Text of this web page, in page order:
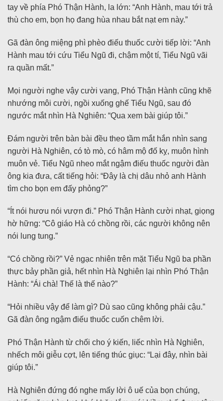
tay về phía Phó Thận Hành, la lớn: “Anh Hành, mau tới trả
thù cho em, bọn họ đang hùa nhau bắt nạt em này.”
Gã đàn ông miệng phì phèo điếu thuốc cười tiếp lời: “Anh
Hành mau tới cứu Tiểu Ngũ đi, chậm một tí, Tiểu Ngũ vãi
ra quần mất.”
Mọi người nghe vậy cười vang, Phó Thận Hành cũng khẽ
nhướng môi cười, ngồi xuống ghế Tiểu Ngũ, sau đó
ngước mắt nhìn Hà Nghiên: “Qua xem bài giúp tôi.”
Đám người trên bàn bài đều theo tầm mắt hắn nhìn sang
người Hà Nghiên, có tò mò, có hâm mộ đố kỵ, muôn hình
muôn vẻ. Tiểu Ngũ nheo mắt ngậm điếu thuốc người đàn
ông kia đưa, cất tiếng hỏi: “Đây là chị dâu nhỏ anh Hành
tìm cho bọn em đấy phỏng?”
“Ít nói hươu nói vượn đi.” Phó Thận Hành cười nhạt, giọng
hờ hững: “Cô giáo Hà có chồng rồi, các người không nên
nói lung tung.”
“Có chồng rồi?” Vẻ ngạc nhiên trên mặt Tiểu Ngũ ba phần
thực bảy phần giả, hết nhìn Hà Nghiên lại nhìn Phó Thận
Hành: “Ái chà! Thế là thế nào?”
“Hỏi nhiều vậy để làm gì? Dù sao cũng không phải cậu.”
Gã đàn ông ngậm điếu thuốc cuốn chêm lời.
Phó Thận Hành từ chối cho ý kiến, liếc nhìn Hà Nghiên,
nhếch môi giễu cợt, lên tiếng thúc giục: “Lại đây, nhìn bài
giúp tôi.”
Hà Nghiên đứng đó nghe mấy lời ô uế của bọn chúng,